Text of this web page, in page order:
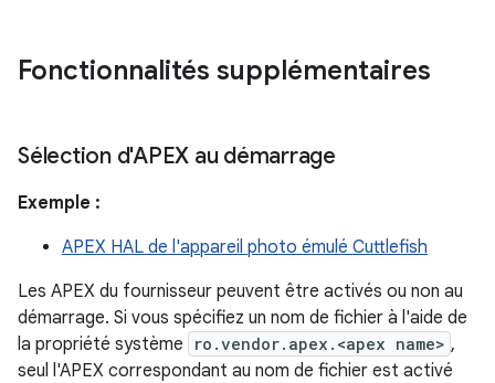
Fonctionnalités supplémentaires
Sélection d'APEX au démarrage
Exemple :
APEX HAL de l'appareil photo émulé Cuttlefish
Les APEX du fournisseur peuvent être activés ou non au
démarrage. Si vous spécifiez un nom de fichier à l'aide de
la propriété système
ro.vendor.apex.<apex name> ,
seul l'APEX correspondant au nom de fichier est activé